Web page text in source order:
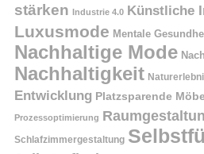
stärken
Industrie 4.0 Künstliche
Luxusmode Mentale
Nachhaltige Mode
Nachhaltigkeit
Entwicklung Platzsparende Möbel
Prozessoptimierung
Schlafzimmergestaltung